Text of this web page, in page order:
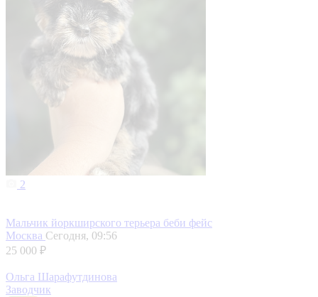
2
Мальчик йоркширского терьера беби фейс
Москва Сегодня, 09:56
25 000 ₽
Ольга Шарафутдинова
Заводчик